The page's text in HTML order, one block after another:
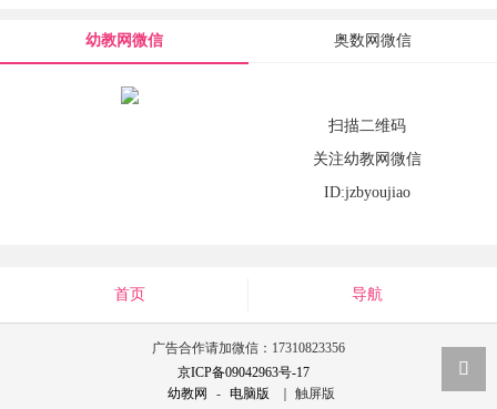
幼教网微信 奥数网微信
扫描二维码
关注幼教网微信
ID:jzbyoujiao
首页 导航
广告合作请加微信：17310823356
京ICP备09042963号-17
幼教网
- 电脑版
｜ 触屏版